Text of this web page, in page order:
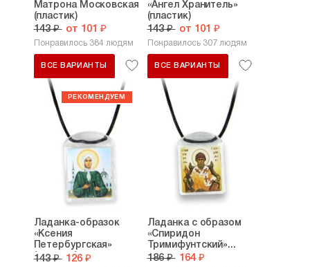
Матрона Московская
(пластик)
143 ₽ от 101 ₽
Понравилось 384 людям
ВСЕ ВАРИАНТЫ
«Ангел Хранитель»
(пластик)
143 ₽ от 101 ₽
Понравилось 307 людям
ВСЕ ВАРИАНТЫ
Ладанка-образок
«Ксения
Петербургская»
(пластик)
143 ₽ 126 ₽
Ладанка с образом
«Спиридон
Тримифунтский»...
186 ₽ 164 ₽